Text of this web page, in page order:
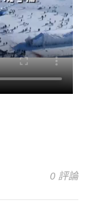
0 評論